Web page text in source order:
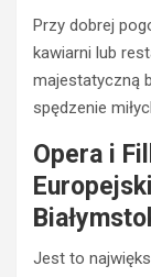
Przy dobrej
kawiarni lub
majestatyczną
spędzenie
Opera i
Jest to